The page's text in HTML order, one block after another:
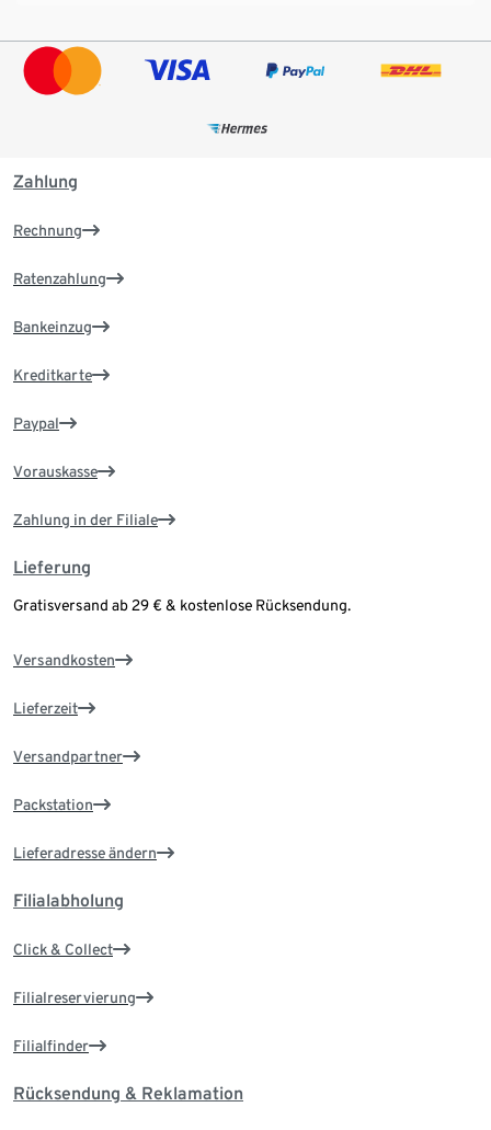
Zahlung
Rechnung
Ratenzahlung
Bankeinzug
Kreditkarte
Paypal
Vorauskasse
Zahlung in der Filiale
Lieferung
Gratisversand ab 29 € & kostenlose Rücksendung.
Versandkosten
Lieferzeit
Versandpartner
Packstation
Lieferadresse ändern
Filialabholung
Click & Collect
Filialreservierung
Filialfinder
Rücksendung & Reklamation